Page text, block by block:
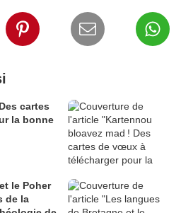
cartes
la bonne
le Poher
de la